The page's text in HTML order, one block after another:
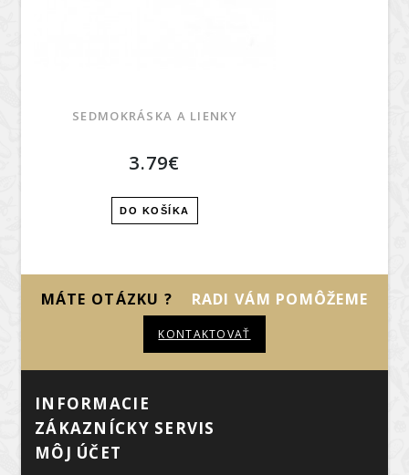
SEDMOKRÁSKA A LIENKY
3.79€
DO KOŠÍKA
MÁTE OTÁZKU ? RADI VÁM POMÔŽEME
KONTAKTOVAŤ
INFORMÁCIE
ZÁKAZNÍCKY SERVIS
MÔJ ÚČET